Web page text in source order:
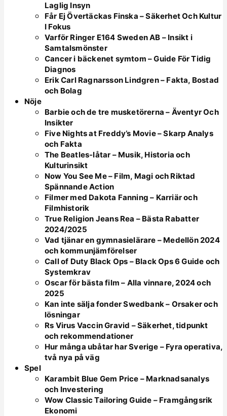
Laglig Insyn
Får Ej Övertäckas Finska – Säkerhet Och Kultur
I Fokus
Varför Ringer E164 Sweden AB – Insikt i
Samtalsmönster
Cancer i bäckenet symtom – Guide För Tidig
Diagnos
Erik Carl Ragnarsson Lindgren – Fakta, Bostad
och Bolag
Nöje
Barbie och de tre musketörerna – Äventyr Och
Insikter
Five Nights at Freddy’s Movie – Skarp Analys
och Fakta
The Beatles-låtar – Musik, Historia och
Kulturinsikt
Now You See Me – Film, Magi och Riktad
Spännande Action
Filmer med Dakota Fanning – Karriär och
Filmhistorik
True Religion Jeans Rea – Bästa Rabatter
2024/2025
Vad tjänar en gymnasielärare – Medellön 2024
och kommunjämförelser
Call of Duty Black Ops – Black Ops 6 Guide och
Systemkrav
Oscar för bästa film – Alla vinnare, 2024 och
2025
Kan inte sälja fonder Swedbank – Orsaker och
lösningar
Rs Virus Vaccin Gravid – Säkerhet, tidpunkt
och rekommendationer
Hur många ubåtar har Sverige – Fyra operativa,
två nya på väg
Spel
Karambit Blue Gem Price – Marknadsanalys
och Investering
Wow Classic Tailoring Guide – Framgångsrik
Ekonomi